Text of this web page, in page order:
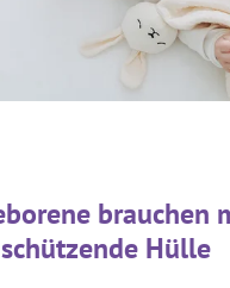
brauchen
Hülle